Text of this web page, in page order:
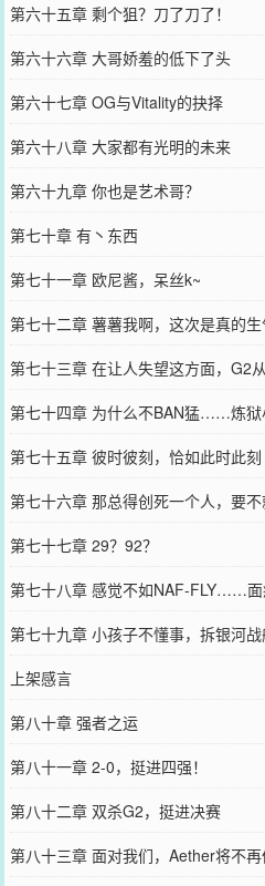
第六十五章 剩个狙？刀了刀了！
第六十六章 大哥娇羞的低下了头
第六十七章 OG与Vitality的抉择
第六十八章 大家都有光明的未来
第六十九章 你也是艺术哥？
第七十章 有丶东西
第七十一章 欧尼酱，呆丝k~
第七十二章 薯薯我啊，这次是真的生
第七十三章 在让人失望这方面，G2
第七十四章 为什么不BAN猛……炼狱
第七十五章 彼时彼刻，恰如此时此刻
第七十六章 那总得创死一个人，要不
第七十七章 29？92？
第七十八章 感觉不如NAF-FLY……面
第七十九章 小孩子不懂事，拆银河战
上架感言
第八十章 强者之运
第八十一章 2-0，挺进四强！
第八十二章 双杀G2，挺进决赛
第八十三章 面对我们，Aether将不再